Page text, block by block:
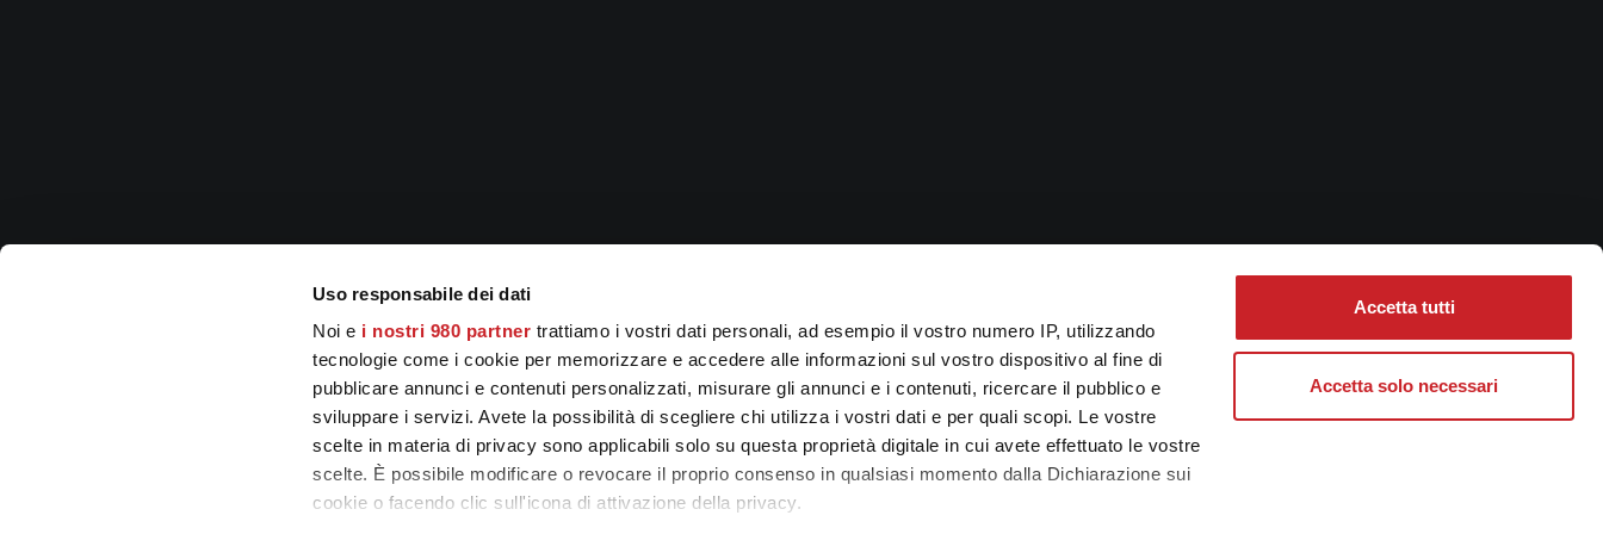
Uso responsabile dei dati
Noi e i nostri 980 partner trattiamo i vostri dati personali, ad esempio il vostro numero IP, utilizzando
tecnologie come i cookie per memorizzare e accedere alle informazioni sul vostro dispositivo al fine di
pubblicare annunci e contenuti personalizzati, misurare gli annunci e i contenuti, ricercare il pubblico e
sviluppare i servizi. Avete la possibilità di scegliere chi utilizza i vostri dati e per quali scopi. Le vostre
scelte in materia di privacy sono applicabili solo su questa proprietà digitale in cui avete effettuato le vostre
scelte. È possibile modificare o revocare il proprio consenso in qualsiasi momento dalla Dichiarazione sui
cookie o facendo clic sull'icona di attivazione della privacy.
Accetta tutti
Accetta solo necessari